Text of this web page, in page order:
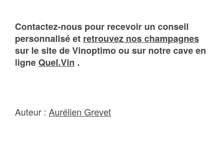
Contactez-nous pour recevoir un conseil
personnalisé et retrouvez nos champagnes
sur le site de Vinoptimo ou sur notre cave en
ligneQuel.Vin .
Auteur : Aurélien Grevet